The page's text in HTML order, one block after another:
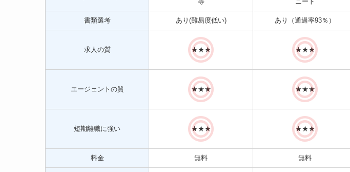
書類選考 あり(難易度低い) あり（通過率93％）
求人の質 ★★★ ★★★
エージェントの質 ★★★ ★★★
短期離職に強い ★★★ ★★★
料金 無料 無料